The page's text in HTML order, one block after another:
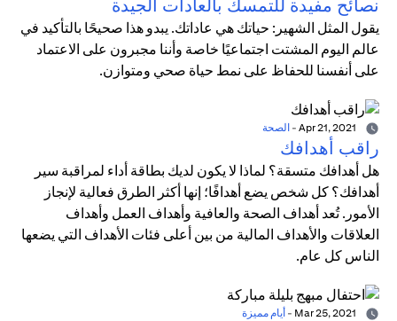
نصائح مفيدة للتمسك بالعادات الجيدة
يقول المثل الشهير: حياتك هي عاداتك. يبدو هذا صحيحًا بالتأكيد في
عالم اليوم المشتت اجتماعيًا خاصة وأننا مجبرون على الاعتماد
على أنفسنا للحفاظ على نمط حياة صحي ومتوازن.
- الصحة
راقب أهدافك
هل أهدافك متسقة؟ لماذا لا يكون لديك بطاقة أداء لمراقبة سير
أهدافك؟ كل شخص يضع أهدافًا؛ إنها أكثر الطرق فعالية لإنجاز
الأمور. تُعد أهداف الصحة والعافية وأهداف العمل وأهداف
العلاقات والأهداف المالية من بين أعلى فئات الأهداف التي يضعها
الناس كل عام.
- أيام مميزة